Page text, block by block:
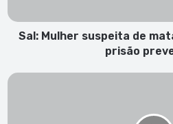
prisão
preventiva
Sal: Mulher suspeita de
prisão
“Foi